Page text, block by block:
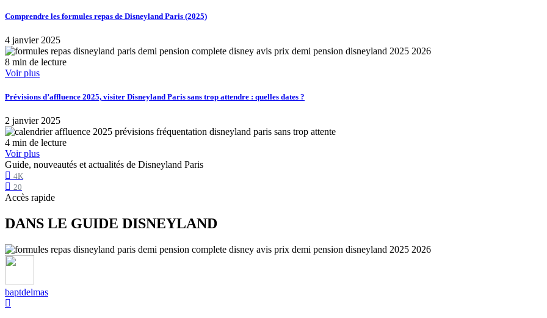
Comprendre les formules repas de Disneyland Paris (2025)
4 janvier 2025
8 min de lecture
Voir plus
Prévisions d’affluence 2025, visiter Disneyland Paris sans trop attendre : quelles dates ?
2 janvier 2025
4 min de lecture
Voir plus
Guide, nouveautés et actualités de Disneyland Paris
4K
20
Accès rapide
DANS LE GUIDE DISNEYLAND
baptdelmas